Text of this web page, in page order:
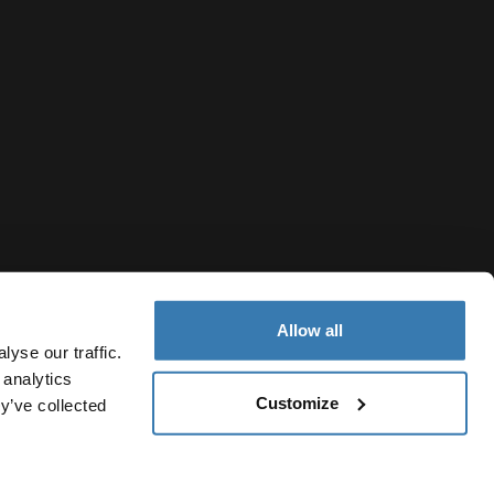
our traffic.
collected
Allow all
Customize
Política de cookies Configuración de cookies Current market/